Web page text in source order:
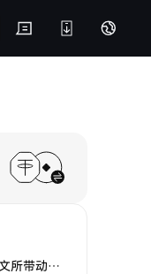
投资者如何避免被埃隆·马斯克的推文所带动的炒作？